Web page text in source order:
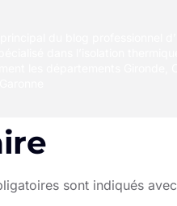
sont indiqués avec